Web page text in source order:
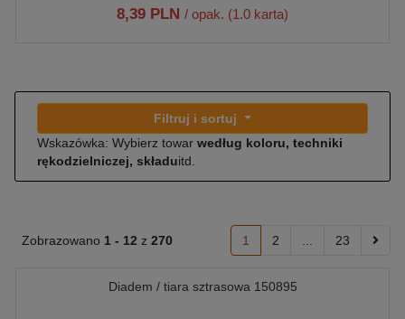
8,39 PLN / opak. (1.0 karta)
Filtruj i sortuj
Wskazówka: Wybierz towar według koloru, techniki
rękodzielniczej, składuitd.
Zobrazowano 1 - 12 z 270 1 2 23
Diadem / tiara sztrasowa 150895